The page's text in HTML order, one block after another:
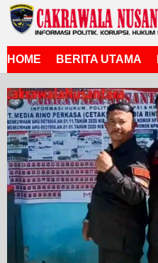
Lewati
ke
HOME
BERITA UTAMA